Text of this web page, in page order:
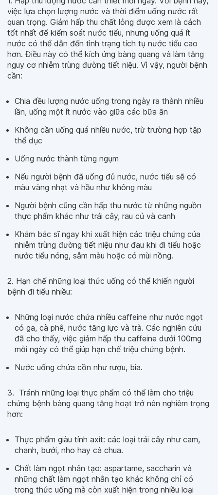
việc lựa chọn lượng nước và thời điểm uống nước rất
quan trọng. Giảm hấp thu chất lỏng được xem là cách
tốt nhất để kiểm soát nước tiểu, nhưng uống quá ít
nước có thể dẫn đến tình trạng tích tụ nước tiểu cao
hơn. Điều này có thể kích ứng bàng quang và làm tăng
nguy cơ nhiễm trùng đường tiết niệu. Vì vậy, người bệnh
cần:
Chia đều lượng nước uống trong ngày ra thành nhiều
lần, uống một ít nước vào giữa các bữa ăn
Không cần uống quá nhiều nước, trừ trường hợp tập
thể dục
Uống nước thành từng ngụm
Nếu người bệnh đã uống đủ nước, nước tiểu sẽ có
màu vàng nhạt và hầu như không màu
Người bệnh cũng cần hấp thu nước từ những nguồn
thực phẩm khác như trái cây, rau củ và canh
Khám bác sĩ ngay khi xuất hiện các triệu chứng của
nhiễm trùng đường tiết niệu như đau khi đi tiểu hoặc
nước tiểu nóng, sẫm màu hoặc có mùi nồng.
2. Hạn chế những loại thức uống có thể khiến người
bệnh đi tiểu nhiều:
Những loại nước chứa nhiều caffeine như nước ngọt
có ga, cà phê, nước tăng lực và trà. Các nghiên cứu
đã cho thấy, việc giảm hấp thu caffeine dưới 100mg
mỗi ngày có thể giúp hạn chế triệu chứng bệnh.
Nước uống chứa cồn như rượu, bia.
3. Tránh những loại thực phẩm có thể làm cho triệu
chứng bệnh bàng quang tăng hoạt trở nên nghiêm trọng
hơn:
Thực phẩm giàu tính axit: các loại trái cây như cam,
chanh, bưởi, nho hay cà chua.
Chất làm ngọt nhân tạo: aspartame, saccharin và
những chất làm ngọt nhân tạo khác không chỉ có
trong thức uống mà còn xuất hiện trong nhiều loại